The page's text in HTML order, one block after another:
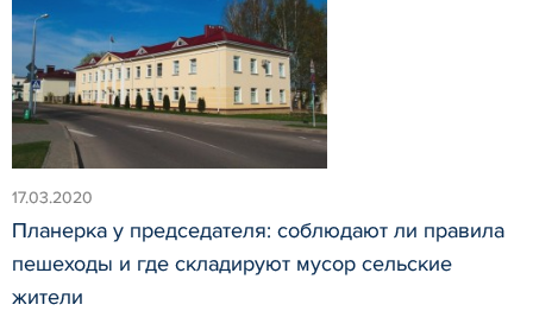
17.03.2020
Планерка у председателя: соблюдают ли правила
пешеходы и где складируют мусор сельские
жители